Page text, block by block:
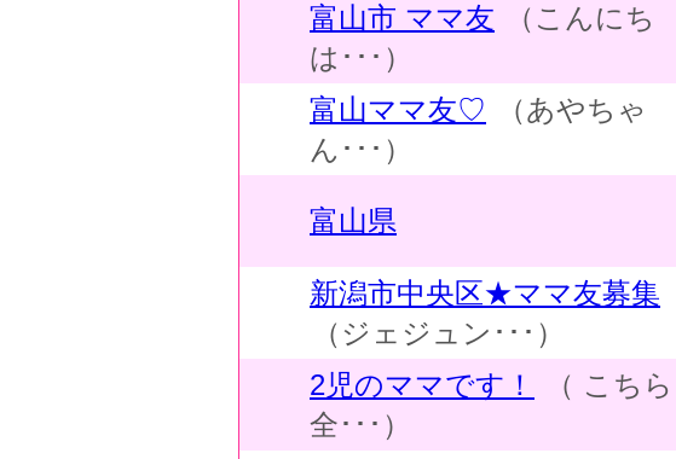
富山市 ママ友
（こんにち
は･･･）
富山ママ友♡
（あやちゃ
ん･･･）
富山県
新潟市中央区★ママ友募集
（ジェジュン･･･）
2児のママです！
（ こちら
全･･･）